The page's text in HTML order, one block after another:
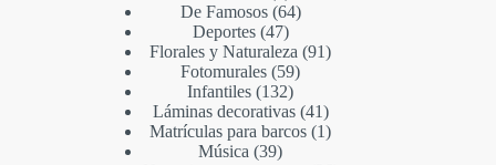
De Famosos 64
Deportes 47
Florales y Naturaleza 91
Fotomurales 59
Infantiles 132
Láminas decorativas 41
Matrículas para barcos 1
Música 39